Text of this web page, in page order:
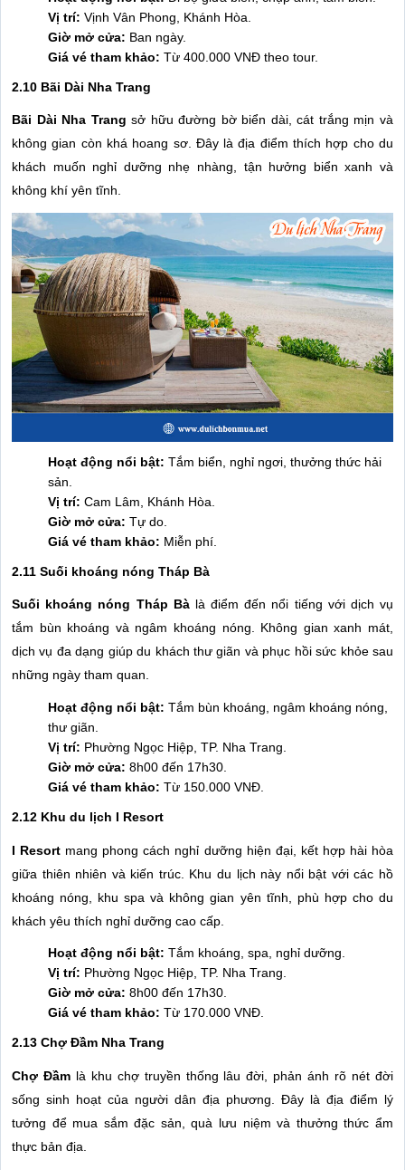
Vị trí: Vịnh Vân Phong, Khánh Hòa.
Giờ mở cửa: Ban ngày.
Giá vé tham khảo: Từ 400.000 VNĐ theo tour.
2.10 Bãi Dài Nha Trang
Bãi Dài Nha Trang sở hữu đường bờ biển dài, cát trắng mịn và
không gian còn khá hoang sơ. Đây là địa điểm thích hợp cho du
khách muốn nghỉ dưỡng nhẹ nhàng, tận hưởng biển xanh và
không khí yên tĩnh.
Hoạt động nổi bật: Tắm biển, nghỉ ngơi, thưởng thức hải
sản.
Vị trí: Cam Lâm, Khánh Hòa.
Giờ mở cửa: Tự do.
Giá vé tham khảo: Miễn phí.
2.11 Suối khoáng nóng Tháp Bà
Suối khoáng nóng Tháp Bàlà điểm đến nổi tiếng với dịch vụ
tắm bùn khoáng và ngâm khoáng nóng. Không gian xanh mát,
dịch vụ đa dạng giúp du khách thư giãn và phục hồi sức khỏe sau
những ngày tham quan.
Hoạt động nổi bật: Tắm bùn khoáng, ngâm khoáng nóng,
thư giãn.
Vị trí: Phường Ngọc Hiệp, TP. Nha Trang.
Giờ mở cửa: 8h00 đến 17h30.
Giá vé tham khảo: Từ 150.000 VNĐ.
2.12 Khu du lịch I Resort
I Resort mang phong cách nghỉ dưỡng hiện đại, kết hợp hài hòa
giữa thiên nhiên và kiến trúc. Khu du lịch này nổi bật với các hồ
khoáng nóng, khu spa và không gian yên tĩnh, phù hợp cho du
khách yêu thích nghỉ dưỡng cao cấp.
Hoạt động nổi bật: Tắm khoáng, spa, nghỉ dưỡng.
Vị trí: Phường Ngọc Hiệp, TP. Nha Trang.
Giờ mở cửa: 8h00 đến 17h30.
Giá vé tham khảo: Từ 170.000 VNĐ.
2.13 Chợ Đầm Nha Trang
Chợ Đầmlà khu chợ truyền thống lâu đời, phản ánh rõ nét đời
sống sinh hoạt của người dân địa phương. Đây là địa điểm lý
tưởng để mua sắm đặc sản, quà lưu niệm và thưởng thức ẩm
thực bản địa.